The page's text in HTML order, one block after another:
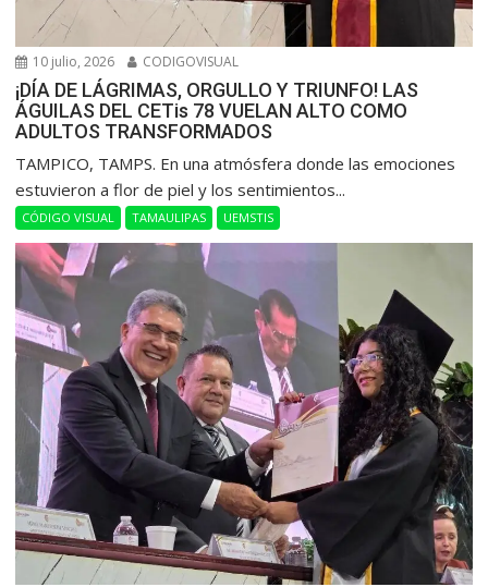
10 julio, 2026 CODIGOVISUAL
¡DÍA DE LÁGRIMAS, ORGULLO Y TRIUNFO! LAS
ÁGUILAS DEL CETis 78 VUELAN ALTO COMO
ADULTOS TRANSFORMADOS
​TAMPICO, TAMPS. En una atmósfera donde las emociones
estuvieron a flor de piel y los sentimientos...
CÓDIGO VISUAL TAMAULIPAS UEMSTIS